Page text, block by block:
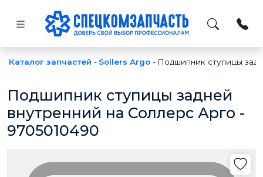
Каталог запчастей - Sollers Argo - Подшипник ступицы
Подшипник ступицы задней
внутренний на Соллерс Арго -
9705010490